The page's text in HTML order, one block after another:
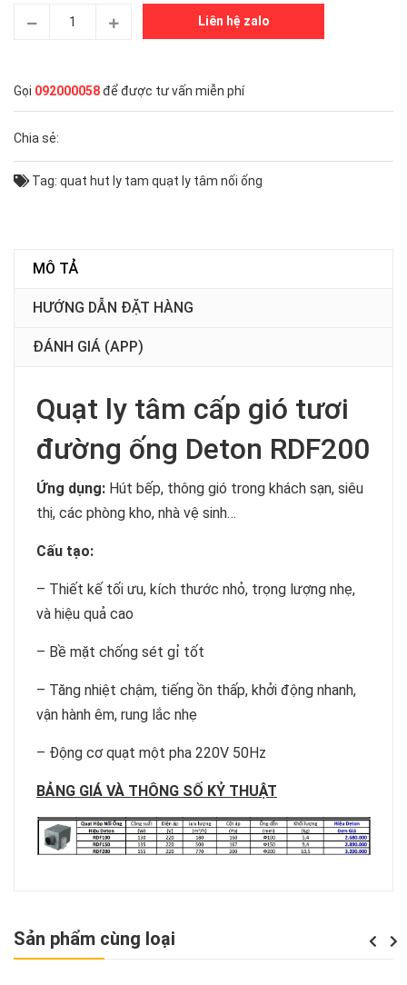
Liên hệ zalo
Gọi 092000058để được tư vấn miễn phí
Chia sẻ:
Tag: quat hut ly tam quạt ly tâm nối ống
MÔ TẢ
HƯỚNG DẪN ĐẶT HÀNG
ĐÁNH GIÁ (APP)
Quạt ly tâm cấp gió tươi
đường ống Deton RDF200
Ứng dụng: Hút bếp, thông gió trong khách sạn, siêu
thị, các phòng kho, nhà vệ sinh…
Cấu tạo:
– Thiết kế tối ưu, kích thước nhỏ, trọng lượng nhẹ,
và hiệu quả cao
– Bề mặt chống sét gỉ tốt
– Tăng nhiệt chậm, tiếng ồn thấp, khởi động nhanh,
vận hành êm, rung lắc nhẹ
– Động cơ quạt một pha 220V 50Hz
BẢNG GIÁ VÀ THÔNG SỐ KỶ THUẬT
Sản phẩm cùng loại Next